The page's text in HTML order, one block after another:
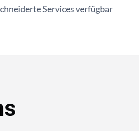
Services verfügbar